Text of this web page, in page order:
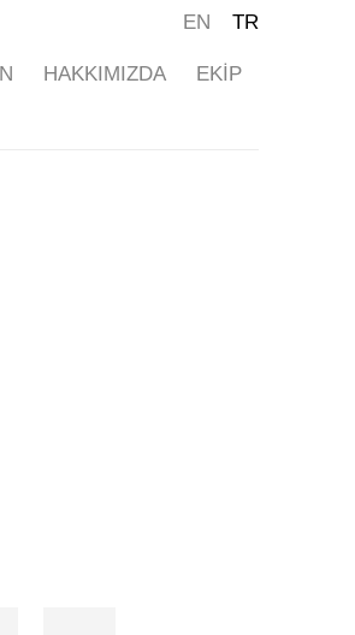
HAKKIMIZDA EKİP
EN TR